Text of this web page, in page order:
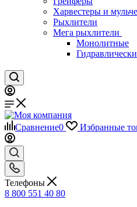
Харвестеры и
Рыхлители
Мега рыхлители
Монолитные
Сравнение0 Избранные
Телефоны
8 800 551 40 80